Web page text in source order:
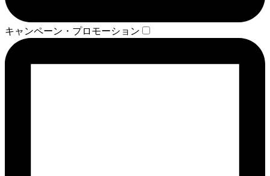
キャンペーン・プロモーション